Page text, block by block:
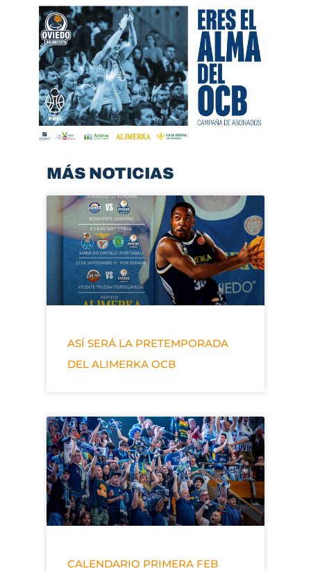
MÁS NOTICIAS
ASÍ SERÁ LA PRETEMPORADA
DEL ALIMERKA OCB
CALENDARIO PRIMERA FEB